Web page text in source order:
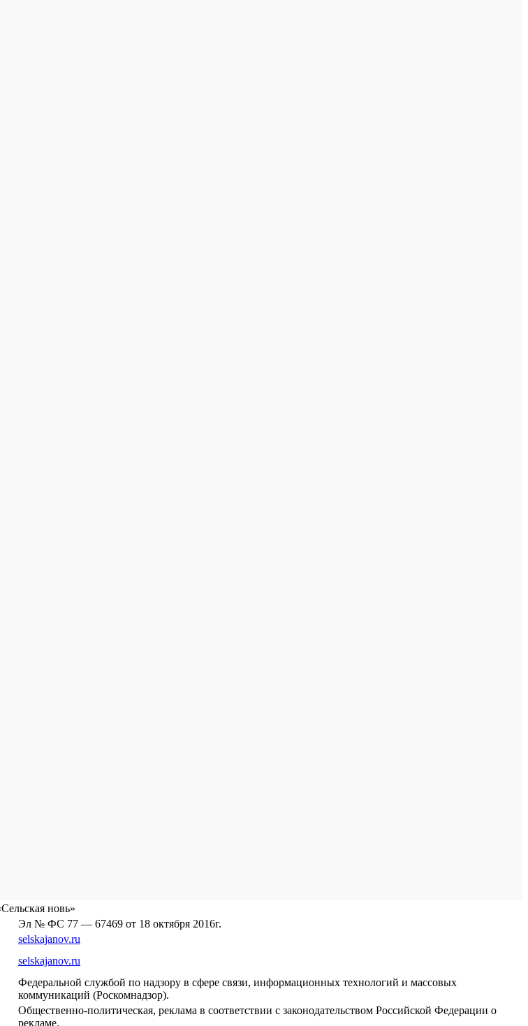
новь»
Эл № ФС 77 — 67469 от 18 октября 2016г.
selskajanov.ru
selskajanov.ru
Федеральной службой по надзору в сфере связи, информационных технологий и массовых
коммуникаций (Роскомнадзор).
Общественно-политическая, реклама в соответствии с законодательством Российской Федерации о
рекламе.